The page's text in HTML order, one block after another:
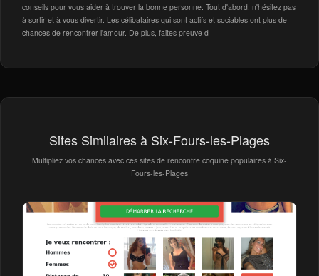
conseils pour vous aider à trouver la bonne personne. Tout d'abord, n'hésitez pas
à sortir et à vous divertir. Les célibataires qui sont actifs et sociables ont plus de
chances de rencontrer l'amour. De plus, faites preuve d
Sites Similaires à Six-Fours-les-Plages
Multipliez vos chances avec ces sites de rencontre coquine populaires à Six-
Fours-les-Plages